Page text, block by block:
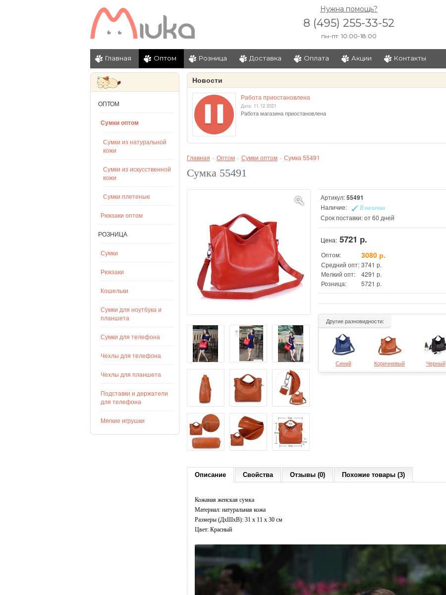
Нужна помощь?
8 (495) 255-33-52
пн-пт: 10:00-18:00
Главная Оптом Розница Доставка Оплата Акции Контакты
ОПТОМ
Сумки оптом
Сумки из натуральной
кожи
Сумки из искусственной
кожи
Сумки плетеные
Рюкзаки оптом
РОЗНИЦА
Сумки
Рюкзаки
Кошельки
Сумки для ноутбука и
планшета
Сумки для телефона
Чехлы для телефона
Чехлы для планшета
Подставки и держатели
для телефона
Мягкие игрушки
Новости
Работа приостановлена
Дата: 11.12.2021
Работа магазина приостановлена
Главная » Оптом » Сумки оптом » Сумка 55491
Сумка 55491
Артикул:55491
Наличие: В наличии
Срок поставки: от 60 дней
Цена: 5721 р.
Оптом: 3080 р.
Средний опт: 3741 р.
Мелкий опт:
4291 р.
Розница:
5721 р.
Другие разновидности:
Синий Коричневый Черный
Описание Свойства Отзывы (0) Похожие товары (3)
Кожаная женская сумка
Материал: натуральная кожа
Размеры (ДxШхВ): 31 x 11 x 30 см
Цвет: Красный